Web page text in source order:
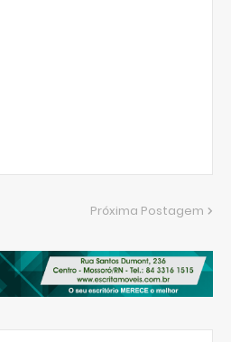
Próxima Postagem